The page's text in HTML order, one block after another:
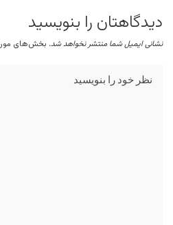
دیدگاهتان را بنویسید
نشانی ایمیل شما منتشر نخواهد شد. بخش‌های